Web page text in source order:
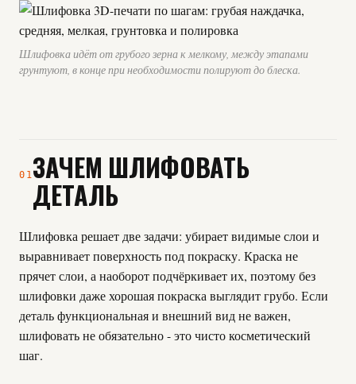
Шлифовка идёт от грубого зерна к мелкому, между этапами
грунтуют, в конце при необходимости полируют до блеска.
01ЗАЧЕМ ШЛИФОВАТЬ
ДЕТАЛЬ
Шлифовка решает две задачи: убирает видимые слои и
выравнивает поверхность под покраску. Краска не
прячет слои, а наоборот подчёркивает их, поэтому без
шлифовки даже хорошая покраска выглядит грубо. Если
деталь функциональная и внешний вид не важен,
шлифовать не обязательно - это чисто косметический
шаг.